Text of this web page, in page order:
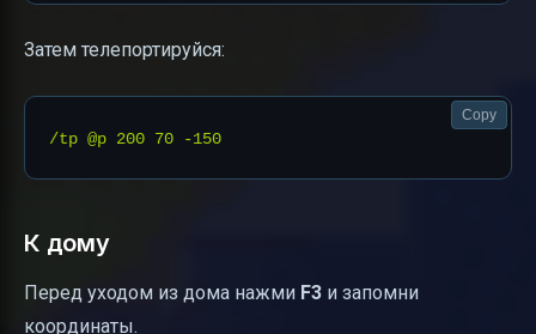
Затем телепортируйся:
Copy
К дому
Перед уходом из дома нажми F3 и запомни
координаты.